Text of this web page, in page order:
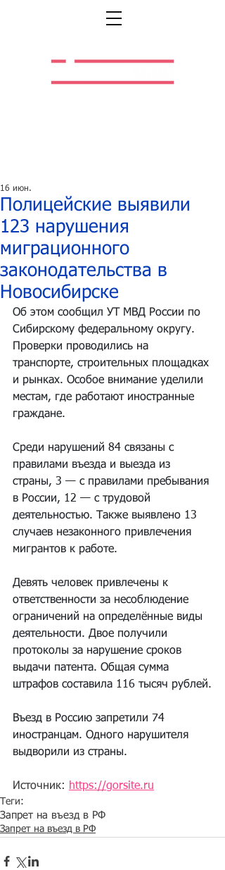
Полицейские выявили
123 нарушения
миграционного
законодательства в
Новосибирске
16 июн.
Об этом сообщил УТ МВД России по
Сибирскому федеральному округу.
Проверки проводились на
транспорте, строительных площадках
и рынках. Особое внимание уделили
местам, где работают иностранные
граждане.
Среди нарушений 84 связаны с
правилами въезда и выезда из
страны, 3 — с правилами пребывания
в России, 12 — с трудовой
деятельностью. Также выявлено 13
случаев незаконного привлечения
мигрантов к работе.
Девять человек привлечены к
ответственности за несоблюдение
ограничений на определённые виды
деятельности. Двое получили
протоколы за нарушение сроков
выдачи патента. Общая сумма
штрафов составила 116 тысяч рублей.
Въезд в Россию запретили 74
иностранцам. Одного нарушителя
выдворили из страны.
Источник: https://gorsite.ru
Теги:
Запрет на въезд в РФ
Запрет на въезд в РФ